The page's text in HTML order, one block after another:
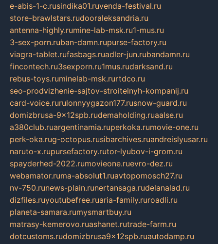
e-abis-1-c.rusindika01.ruvenda-festival.ru
store-brawlstars.rudooraleksandria.ru
antenna-highly.rumine-lab-msk.ru1-mus.ru
3-sex-porn.ruban-damn.rupurse-factory.ru
viagra-tablet.rufasbags.ruadler-jun.rubandamn.ru
fincontech.ru3sexporn.ru1mus.rudarksand.ru
rebus-toys.ruminelab-msk.rurtdco.ru
seo-prodvizhenie-sajtov-stroitelnyh-kompanij.ru
card-voice.rurulonnyygazon177.rusnow-guard.ru
domizbrusa-9x12spb.rudemaholding.ruaalse.ru
a380club.ruargentinamia.ruperkoka.rumovie-one.ru
perk-oka.rug-octopus.rusibarchives.ruandreislyusar.ru
naruto-x.rupursefactory.rutor-lyubov-i-grom.ru
spayderhed-2022.rumovieone.ruevro-dez.ru
webamator.ruma-absolut1.ruavtopomosch27.ru
nv-750.runews-plain.runertansaga.rudelanalad.ru
dizfiles.ruyoutubefree.ruaria-family.ruroadli.ru
planeta-samara.rumysmartbuy.ru
matrasy-kemerovo.ruashanet.rutrade-farm.ru
dotcustoms.rudomizbrusa9x12spb.ruautodamp.ru